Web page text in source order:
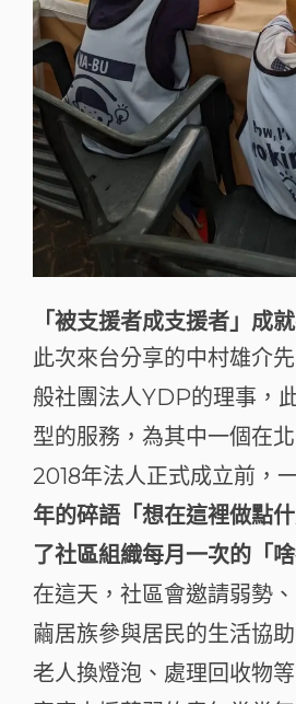
「被支援者成支援者」成
此次來台分享的中村雄介
般社團法人YDP的理事，
型的服務，為其中一個在
2018年法人正式成立前，
年的碎語「想在這裡做點
了社區組織每月一次的「
在這天，社區會邀請弱勢
繭居族參與居民的生活協
老人換燈泡、處理回收物